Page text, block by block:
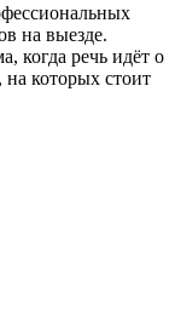
на выезде.
когда речь идёт о
которых стоит